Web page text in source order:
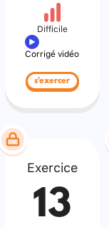
Difficile
Corrigé vidéo
s'exercer
Exercice
13